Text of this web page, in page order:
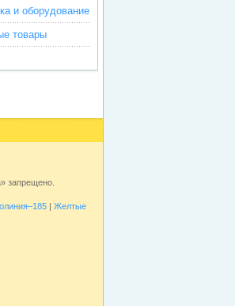
и оборудование
товары
запрещено.
| Желтые